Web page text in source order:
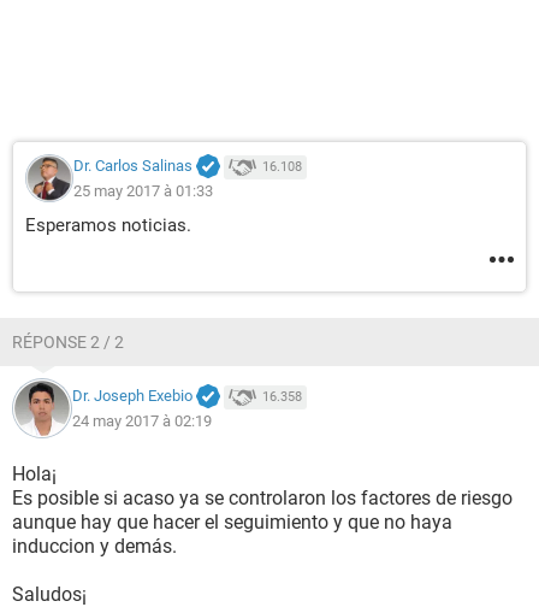
Dr. Carlos Salinas 16.108
25 may 2017 à 01:33
Esperamos noticias.
RÉPONSE 2 / 2
Dr. Joseph Exebio 16.358
24 may 2017 à 02:19
Hola¡
Es posible si acaso ya se controlaron los factores de riesgo
aunque hay que hacer el seguimiento y que no haya
induccion y demás.
Saludos¡